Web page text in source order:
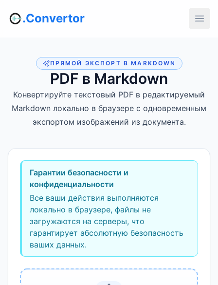
.Convertor
ПРЯМОЙ ЭКСПОРТ В MARKDOWN
PDF в Markdown
Конвертируйте текстовый PDF в редактируемый
Markdown локально в браузере с одновременным
экспортом изображений из документа.
Гарантии безопасности и
конфиденциальности
Все ваши действия выполняются
локально в браузере, файлы не
загружаются на серверы, что
гарантирует абсолютную безопасность
ваших данных.